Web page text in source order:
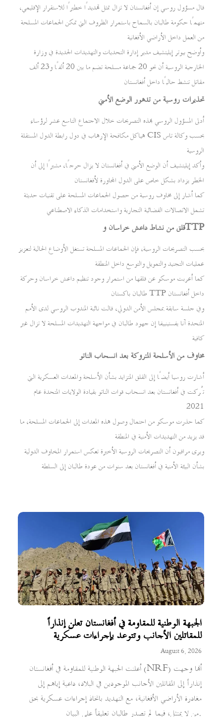
الجبهة الوطنية للمقاومة في أفغانستان تعلن إنذاراً
للمقاتلين الأجانب وتتوعد بإجراءات عسكرية
August 6, 2026
أعلنت الجبهة الوطنية للمقاومة في أفغانستان (NRF) أنها وجهت
إنذاراً إلى المقاتلين الأجانب الموجودين في البلاد، داعية إياهم إلى
مغادرة الأراضي الأفغانية، مع التهديد باتخاذ إجراءات عسكرية بحق
من لا يمتثل، فيما لم تصدر طالبان تعليقاً على البيان.
قال مسؤول روسي إن أفغانستان لا تزال تمثل تهديدًا خطيرًا للاستقرار الإقليمي،
متهمًا حكومة طالبان بالسماح باستمرار الظروف التي تمكن الجماعات المسلحة
من العمل داخل الأراضي الأفغانية
وأوضح بيوتر إيليتشيف مدير إدارة التحديات والتهديدات الجديدة في وزارة
الخارجية الروسية أن نحو 20 جماعة مسلحة تضم ما بين 20 ألفًا و23 ألف
مقاتل تنشط حاليًا داخل أفغانستان
تحذيرات روسية من تدهور الوضع الأمني
أدلى المسؤول الروسي بهذه التصريحات خلال الاجتماع التاسع عشر لرؤساء
هياكل مكافحة الإرهاب في دول رابطة الدول المستقلة CIS بحسب وكالة تاس
الروسية
وأكد إيليتشيف أن الوضع الأمني في أفغانستان لا يزال حرجًا، مشيرًا إلى أن
الخطر يزداد بشكل خاص على الدول المجاورة لأفغانستان
كما أشار إلى مخاوف روسية من حصول الجماعات المسلحة على تقنيات حديثة
تشمل الاتصالات الفضائية التجارية واستخدامات الذكاء الاصطناعي
قلق من نشاط داعش خراسان وTTP
بحسب التصريحات الروسية، فإن الجماعات المسلحة تستغل الأوضاع الحالية لتعزيز
عمليات التجنيد والتمويل والتوسع داخل المنطقة
كما أعربت موسكو عن قلقها من استمرار وجود تنظيم داعش خراسان وحركة
طالبان باكستان TTP داخل أفغانستان
وفي جلسة سابقة بمجلس الأمن الدولي، قالت نائبة المندوب الروسي لدى الأمم
المتحدة آنا يفستينييفا إن جهود طالبان في مواجهة التهديدات المسلحة لا تزال غير
كافية
مخاوف من الأسلحة المتروكة بعد انسحاب الناتو
أشارت روسيا أيضًا إلى القلق المتزايد بشأن الأسلحة والمعدات العسكرية التي
تُركت في أفغانستان بعد انسحاب قوات الناتو بقيادة الولايات المتحدة عام
2021
كما حذرت موسكو من احتمال وصول هذه المعدات إلى الجماعات المسلحة، ما
قد يزيد من التهديدات الأمنية في المنطقة
ويرى مراقبون أن التصريحات الروسية الأخيرة تعكس استمرار المخاوف الدولية
بشأن البيئة الأمنية في أفغانستان بعد سنوات من عودة طالبان إلى السلطة